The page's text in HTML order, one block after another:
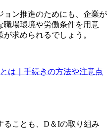
ョン推進のためにも、企業が
職場環境や労働条件を用意
求められるでしょう。
は｜手続きの方法や注意点
ることも、D＆Iの取り組み